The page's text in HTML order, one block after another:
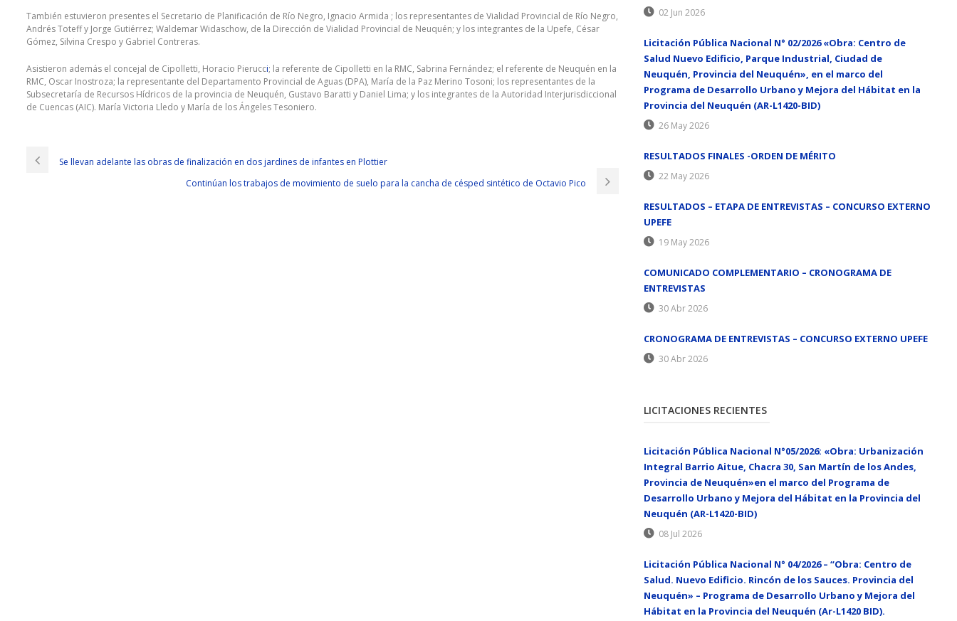
También estuvieron presentes el Secretario de Planificación de Río Negro, Ignacio Armida ; los representantes de Vialidad Provincial de Río Negro,
Andrés Toteff y Jorge Gutiérrez; Waldemar Widaschow, de la Dirección de Vialidad Provincial de Neuquén; y los integrantes de la Upefe, César
Gómez, Silvina Crespo y Gabriel Contreras.
Asistieron además el concejal de Cipolletti, Horacio Pierucci; la referente de Cipolletti en la RMC, Sabrina Fernández; el referente de Neuquén en la
RMC, Oscar Inostroza; la representante del Departamento Provincial de Aguas (DPA), María de la Paz Merino Tosoni; los representantes de la
Subsecretaría de Recursos Hídricos de la provincia de Neuquén, Gustavo Baratti y Daniel Lima; y los integrantes de la Autoridad Interjurisdiccional
de Cuencas (AIC). María Victoria Lledo y María de los Ángeles Tesoniero.
Se llevan adelante las obras de finalización en dos jardines de infantes en Plottier
Continúan los trabajos de movimiento de suelo para la cancha de césped sintético de Octavio Pico
02 Jun 2026
Licitación Pública Nacional N° 02/2026 «Obra: Centro de
Salud Nuevo Edificio, Parque Industrial, Ciudad de
Neuquén, Provincia del Neuquén», en el marco del
Programa de Desarrollo Urbano y Mejora del Hábitat en la
Provincia del Neuquén (AR-L1420-BID)
26 May 2026
RESULTADOS FINALES -ORDEN DE MÉRITO
22 May 2026
RESULTADOS – ETAPA DE ENTREVISTAS – CONCURSO EXTERNO
UPEFE
19 May 2026
COMUNICADO COMPLEMENTARIO – CRONOGRAMA DE
ENTREVISTAS
30 Abr 2026
CRONOGRAMA DE ENTREVISTAS – CONCURSO EXTERNO UPEFE
30 Abr 2026
LICITACIONES RECIENTES
Licitación Pública Nacional N°05/2026: «Obra: Urbanización
Integral Barrio Aitue, Chacra 30, San Martín de los Andes,
Provincia de Neuquén»en el marco del Programa de
Desarrollo Urbano y Mejora del Hábitat en la Provincia del
Neuquén (AR-L1420-BID)
08 Jul 2026
Licitación Pública Nacional N° 04/2026 – “Obra: Centro de
Salud. Nuevo Edificio. Rincón de los Sauces. Provincia del
Neuquén» – Programa de Desarrollo Urbano y Mejora del
Hábitat en la Provincia del Neuquén (Ar-L1420 BID).